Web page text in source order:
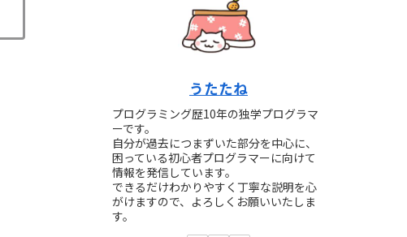
うたたね
プログラミング歴10年の独学プログラマ
ーです。
自分が過去につまずいた部分を中心に、
困っている初心者プログラマーに向けて
情報を発信しています。
できるだけわかりやすく丁寧な説明を心
がけますので、よろしくお願いいたしま
す。